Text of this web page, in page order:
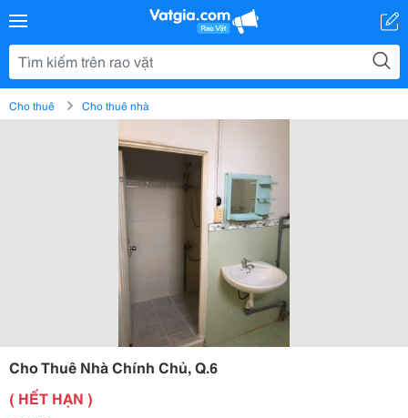
Cho thuê Cho thuê nhà
Cho Thuê Nhà Chính Chủ, Q.6
( HẾT HẠN )